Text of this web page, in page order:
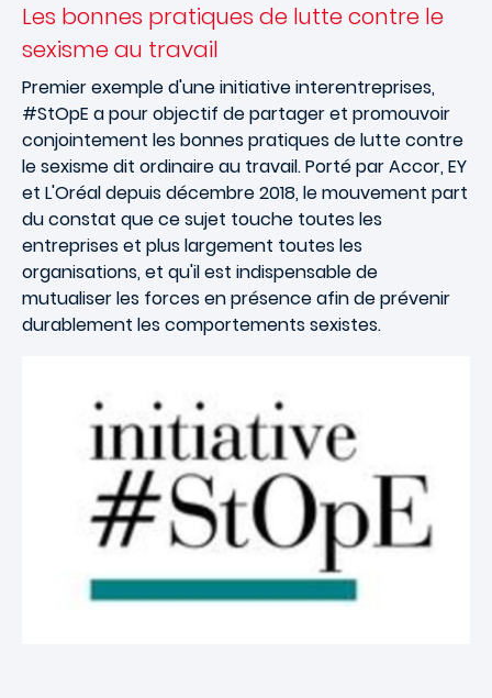
Les bonnes pratiques de lutte contre le
sexisme au travail
Premier exemple d'une initiative interentreprises,
#StOpE a pour objectif de partager et promouvoir
conjointement les bonnes pratiques de lutte contre
le sexisme dit ordinaire au travail. Porté par Accor, EY
et L'Oréal depuis décembre 2018, le mouvement part
du constat que ce sujet touche toutes les
entreprises et plus largement toutes les
organisations, et qu'il est indispensable de
mutualiser les forces en présence afin de prévenir
durablement les comportements sexistes.